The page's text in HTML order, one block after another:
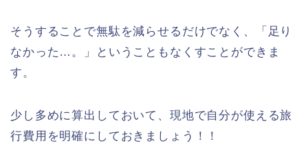
そうすることで無駄を減らせるだけでなく、「足り
なかった…。」ということもなくすことができま
す。
少し多めに算出しておいて、現地で自分が使える旅
行費用を明確にしておきましょう！！